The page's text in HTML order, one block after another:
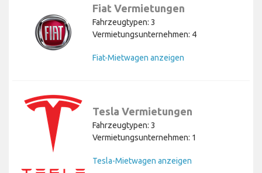
Fiat Vermietungen
Fahrzeugtypen: 3
Vermietungsunternehmen: 4
Fiat-Mietwagen anzeigen
Tesla Vermietungen
Fahrzeugtypen: 3
Vermietungsunternehmen: 1
Tesla-Mietwagen anzeigen